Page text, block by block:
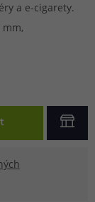
a e-cigarety.
mm,